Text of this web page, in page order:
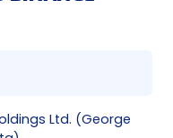
Ltd. (George